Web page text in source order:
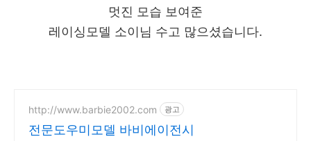
멋진 모습 보여준
레이싱모델 소이님 수고 많으셨습니다.
http://www.barbie2002.com 광고
전문도우미모델 바비에이전시